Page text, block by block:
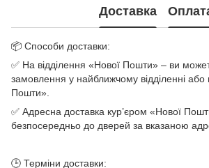
Доставка
📦 Способи доставки:
✅ На відділення «Нової Пошти» – ви
замовлення у найближчому відділенні або
Пошти».
✅ Адресна доставка кур’єром «Нової
безпосередньо до дверей за вказаною
🕒 Терміни доставки: